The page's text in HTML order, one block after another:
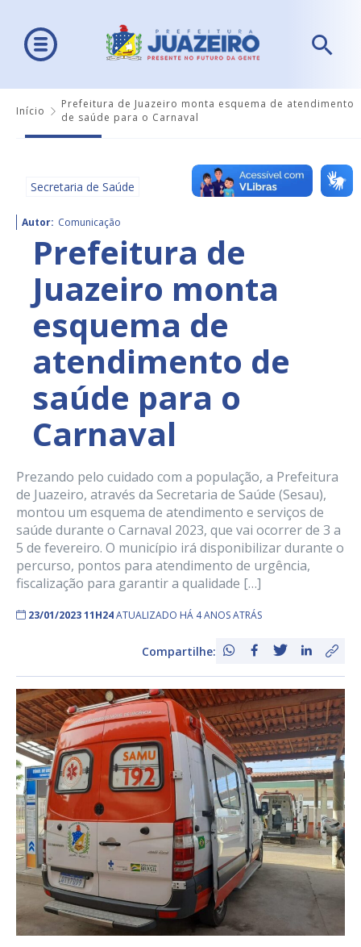
Início
Prefeitura de Juazeiro monta esquema de atendimento
de saúde para o Carnaval
Secretaria de Saúde
Autor: Comunicação
Prefeitura de
Juazeiro monta
esquema de
atendimento de
saúde para o
Carnaval
Prezando pelo cuidado com a população, a Prefeitura
de Juazeiro, através da Secretaria de Saúde (Sesau),
montou um esquema de atendimento e serviços de
saúde durante o Carnaval 2023, que vai ocorrer de 3 a
5 de fevereiro. O município irá disponibilizar durante o
percurso, pontos para atendimento de urgência,
fiscalização para garantir a qualidade […]
23/01/2023 11H24ATUALIZADO HÁ 4 ANOS ATRÁS
Compartilhe: